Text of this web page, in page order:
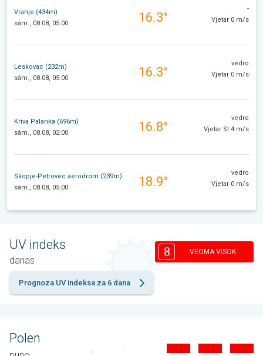
Vranje (434m)
sâm., 08.08, 05:00
16.3°
-
Vjetar 0 m/s
Leskovac (232m)
sâm., 08.08, 05:00
16.3°
vedro
Vjetar 0 m/s
Kriva Palanka (696m)
sâm., 08.08, 02:00
16.8°
vedro
Vjetar SI 4 m/s
Skopje-Petrovec aerodrom (239m)
sâm., 08.08, 05:00
18.9°
vedro
Vjetar 0 m/s
UV indeks
danas
8 VEOMA VISOK
Prognoza UV indeksa za 6 dana
Polen